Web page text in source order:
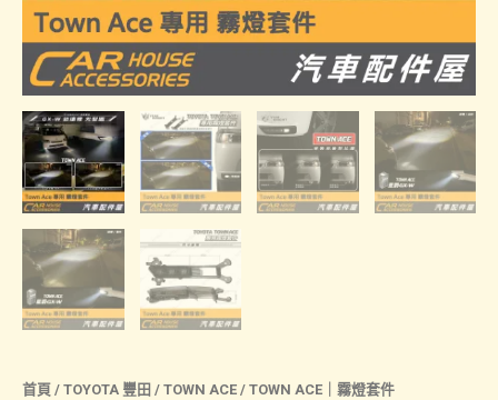
首頁 / TOYOTA 豐田 / TOWN ACE / TOWN ACE｜霧燈套件